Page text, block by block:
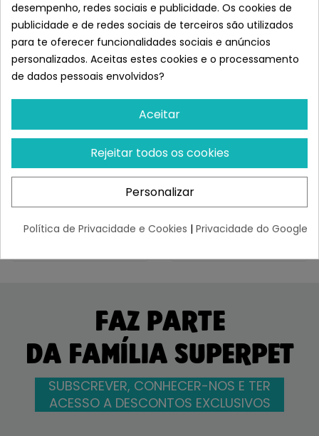
Comida Para Hamsters Y
Jerbos
¡Últimas produtos!
7,27 €
Muesli Para Hamsters
¡Últimas produtos!
4,42 €
FAZ PARTE
DA FAMÍLIA SUPERPET
SUBSCREVER, CONHECER-NOS E TER
ACESSO A DESCONTOS EXCLUSIVOS
desempenho, redes sociais e publicidade. Os cookies de
publicidade e de redes sociais de terceiros são utilizados
para te oferecer funcionalidades sociais e anúncios
personalizados. Aceitas estes cookies e o processamento
de dados pessoais envolvidos?
Aceitar
Rejeitar todos os cookies
Personalizar
Política de Privacidade e Cookies | Privacidade do Google